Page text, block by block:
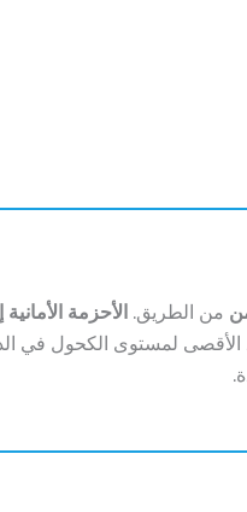
من الطريق.الأحزمة الأمانية
الأقصى لمستوى الكحول